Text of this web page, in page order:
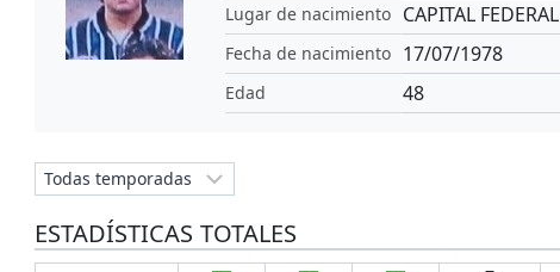
Lugar de nacimiento CAPITAL FEDERAL
Fecha de nacimiento 17/07/1978
Edad 48
ESTADÍSTICAS TOTALES